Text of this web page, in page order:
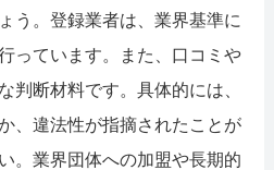
う。登録業者は、業界基準に
っています。また、口コミや
判断材料です。具体的には、
、違法性が指摘されたことが
。業界団体への加盟や長期的